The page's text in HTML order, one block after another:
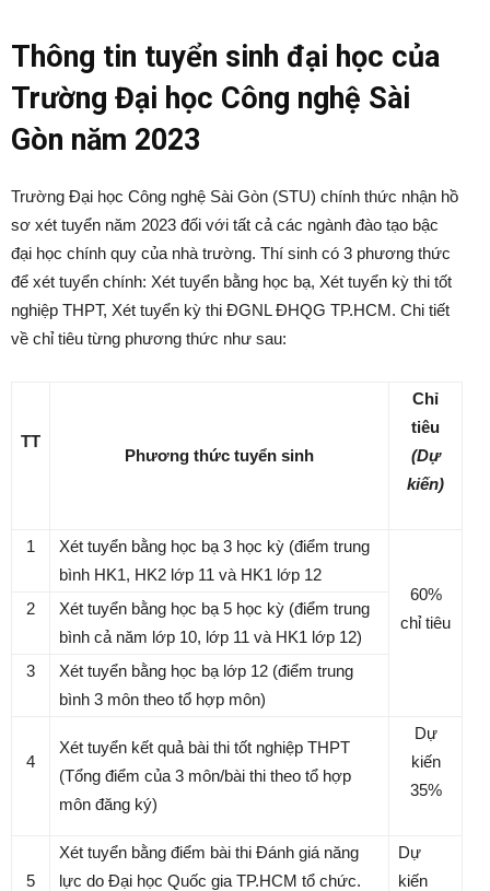
Thông tin tuyển sinh đại học của
Trường Đại học Công nghệ Sài
Gòn năm 2023
Trường Đại học Công nghệ Sài Gòn (STU) chính thức nhận hồ
sơ xét tuyển năm 2023 đối với tất cả các ngành đào tạo bậc
đại học chính quy của nhà trường. Thí sinh có 3 phương thức
để xét tuyển chính: Xét tuyển bằng học bạ, Xét tuyển kỳ thi tốt
nghiệp THPT, Xét tuyển kỳ thi ĐGNL ĐHQG TP.HCM. Chi tiết
về chỉ tiêu từng phương thức như sau:
TT
Phương thức tuyển sinh
Chỉ
tiêu
(Dự
kiến)
1
Xét tuyển bằng học bạ 3 học kỳ (điểm trung
bình HK1, HK2 lớp 11 và HK1 lớp 12
60%
chỉ tiêu
2
Xét tuyển bằng học bạ 5 học kỳ (điểm trung
bình cả năm lớp 10, lớp 11 và HK1 lớp 12)
3
Xét tuyển bằng học bạ lớp 12 (điểm trung
bình 3 môn theo tổ hợp môn)
4
Xét tuyển kết quả bài thi tốt nghiệp THPT
(Tổng điểm của 3 môn/bài thi theo tổ hợp
môn đăng ký)
Dự
kiến
35%
5
Xét tuyển bằng điểm bài thi Đánh giá năng
lực do Đại học Quốc gia TP.HCM tổ chức.
Dự
kiến